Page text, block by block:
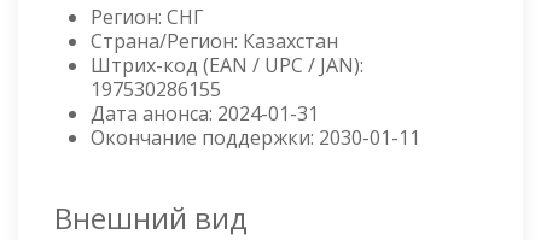
Регион: СНГ
Страна/Регион: Казахстан
Штрих-код (EAN / UPC / JAN):
197530286155
Дата анонса: 2024-01-31
Окончание поддержки: 2030-01-11
Внешний вид